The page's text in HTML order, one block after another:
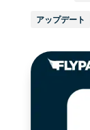
アップデート